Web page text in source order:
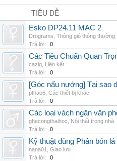
TIÊU ĐỀ
Esko DP24.11 MAC 2
Drograms Thông gió thông thường
Trả lời:
0
Các Tiêu Chuẩn Quan
cazlg Liên kết
Trả lời:
0
[Góc nấu nướng] Tại sao
pthao6 Các thiết bị khác
Trả lời:
0
Các loại vách ngăn văn
ghecongthaihoc
Nội thất trong nhà
Trả lời:
0
Kỹ thuật dùng Phân bón
nana01
Giao lưu
Trả lời:
0